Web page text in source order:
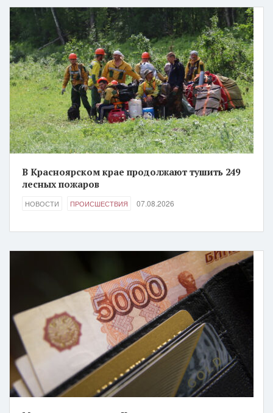
В Красноярском крае продолжают тушить 249
лесных пожаров
НОВОСТИ ПРОИСШЕСТВИЯ 07.08.2026